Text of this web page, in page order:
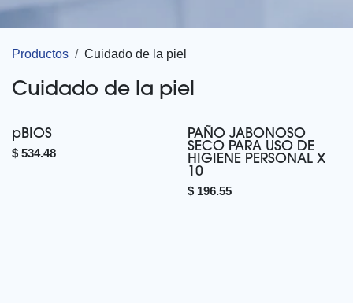
Productos Cuidado de la piel
Cuidado de la piel
pBIOS
$ 534.48
PAÑO JABONOSO
SECO PARA USO DE
HIGIENE PERSONAL X
10
$ 196.55